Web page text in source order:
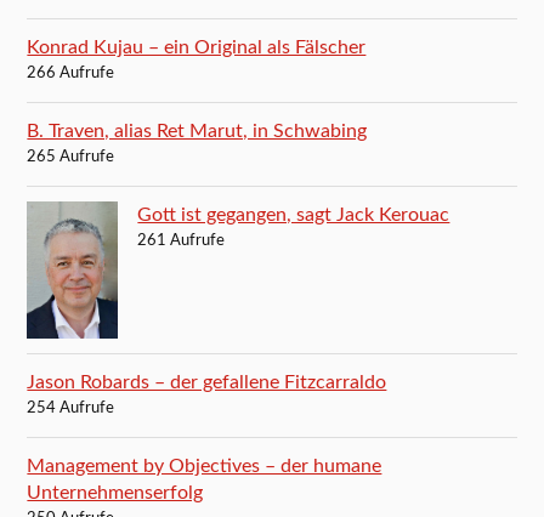
Konrad Kujau – ein Original als Fälscher
266 Aufrufe
B. Traven, alias Ret Marut, in Schwabing
265 Aufrufe
Gott ist gegangen, sagt Jack Kerouac
261 Aufrufe
Jason Robards – der gefallene Fitzcarraldo
254 Aufrufe
Management by Objectives – der humane
Unternehmenserfolg